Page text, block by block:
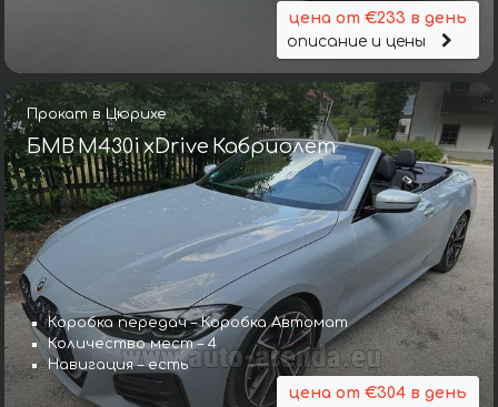
цена от €233 в день
описание и цены
Прокат в Цюрихе
БМВ M430i xDrive Кабриолет
Коробка передач – Коробка Автомат
Количество мест – 4
Навигация – есть
цена от €304 в день